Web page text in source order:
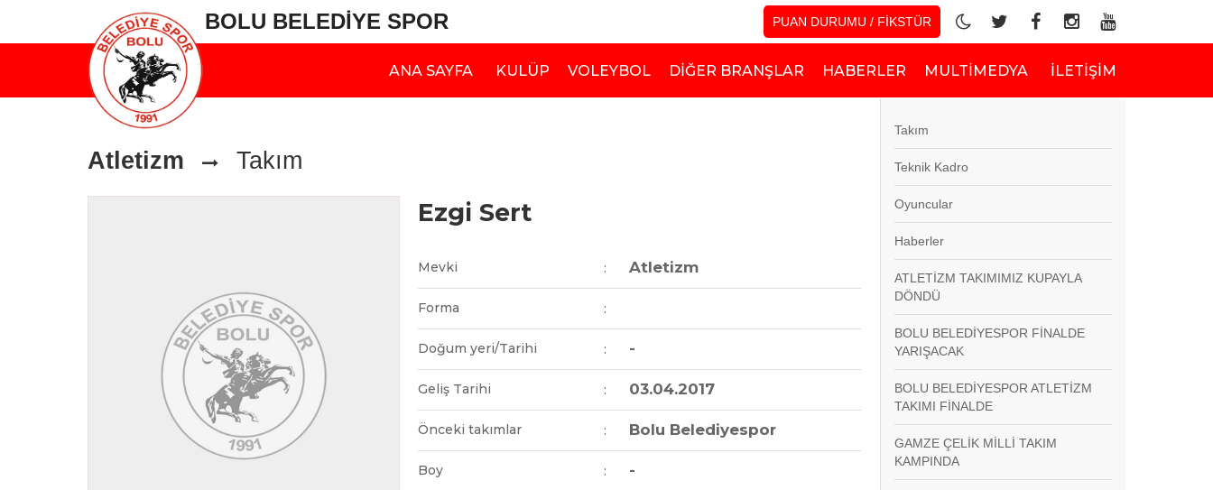
BOLU BELEDİYE SPOR PUAN DURUMU / FİKSTÜR
ANA SAYFA KULÜP VOLEYBOL DIĞER BRANŞLAR HABERLER MULTIMEDYA İLETIŞIM
Atletizm Takım
Ezgi Sert
Mevki : Atletizm
Forma :
Doğum yeri/Tarihi : -
Geliş Tarihi : 03.04.2017
Önceki takımlar : Bolu Belediyespor
Boy : -
Takım
Teknik Kadro
Oyuncular
Haberler
ATLETİZM TAKIMIMIZ KUPAYLA
DÖNDÜ
BOLU BELEDİYESPOR FİNALDE
YARIŞACAK
BOLU BELEDİYESPOR ATLETİZM
TAKIMI FİNALDE
GAMZE ÇELİK MİLLİ TAKIM
KAMPINDA